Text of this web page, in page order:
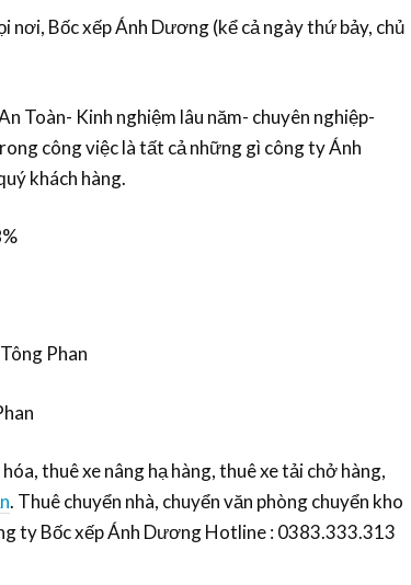
nơi, Bốc xếp Ánh Dương (kể cả ngày thứ bảy, chủ
Toàn- Kinh nghiệm lâu năm- chuyên nghiệp-
công việc là tất cả những gì công ty Ánh
khách hàng.
Phan
thuê xe nâng hạ hàng, thuê xe tải chở hàng,
. Thuê chuyển nhà, chuyển văn phòng chuyển kho
ty Bốc xếp Ánh Dương Hotline : 0383.333.313